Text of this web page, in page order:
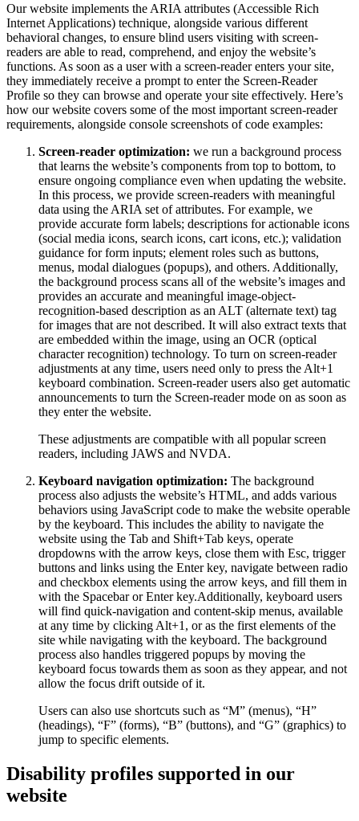
Our website implements the ARIA attributes (Accessible Rich
Internet Applications) technique, alongside various different
behavioral changes, to ensure blind users visiting with screen-
readers are able to read, comprehend, and enjoy the website’s
functions. As soon as a user with a screen-reader enters your site,
they immediately receive a prompt to enter the Screen-Reader
Profile so they can browse and operate your site effectively. Here’s
how our website covers some of the most important screen-reader
requirements, alongside console screenshots of code examples:
Screen-reader optimization: we run a background process
that learns the website’s components from top to bottom, to
ensure ongoing compliance even when updating the website.
In this process, we provide screen-readers with meaningful
data using the ARIA set of attributes. For example, we
provide accurate form labels; descriptions for actionable icons
(social media icons, search icons, cart icons, etc.); validation
guidance for form inputs; element roles such as buttons,
menus, modal dialogues (popups), and others. Additionally,
the background process scans all of the website’s images and
provides an accurate and meaningful image-object-
recognition-based description as an ALT (alternate text) tag
for images that are not described. It will also extract texts that
are embedded within the image, using an OCR (optical
character recognition) technology. To turn on screen-reader
adjustments at any time, users need only to press the Alt+1
keyboard combination. Screen-reader users also get automatic
announcements to turn the Screen-reader mode on as soon as
they enter the website.
These adjustments are compatible with all popular screen
readers, including JAWS and NVDA.
Keyboard navigation optimization: The background
process also adjusts the website’s HTML, and adds various
behaviors using JavaScript code to make the website operable
by the keyboard. This includes the ability to navigate the
website using the Tab and Shift+Tab keys, operate
dropdowns with the arrow keys, close them with Esc, trigger
buttons and links using the Enter key, navigate between radio
and checkbox elements using the arrow keys, and fill them in
with the Spacebar or Enter key.Additionally, keyboard users
will find quick-navigation and content-skip menus, available
at any time by clicking Alt+1, or as the first elements of the
site while navigating with the keyboard. The background
process also handles triggered popups by moving the
keyboard focus towards them as soon as they appear, and not
allow the focus drift outside of it.
Users can also use shortcuts such as “M” (menus), “H”
(headings), “F” (forms), “B” (buttons), and “G” (graphics) to
jump to specific elements.
Disability profiles supported in our
website